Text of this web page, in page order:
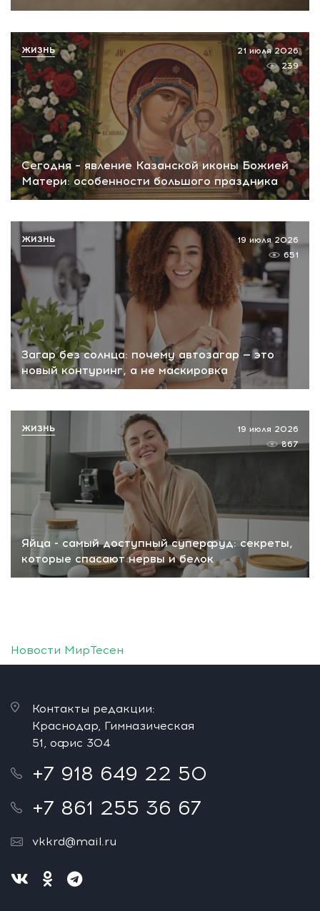
Сегодня – явление Казанской иконы Божией
Матери: особенности большого праздника
21 июля 2026
239
ЖИЗНЬ
Загар без солнца: почему автозагар — это
новый контуринг, а не маскировка
19 июля 2026
651
ЖИЗНЬ
Яйца - самый доступный суперфуд: секреты,
которые спасают нервы и белок
19 июля 2026
867
ЖИЗНЬ
Новости МирТесен
Контакты редакции:
Краснодар, Гимназическая
51, офис 304
+7 918 649 22 50
+7 861 255 36 67
vkkrd@mail.ru